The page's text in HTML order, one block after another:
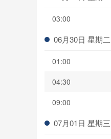
03:00
06月30日 星期二
01:00
04:30
09:00
07月01日 星期三